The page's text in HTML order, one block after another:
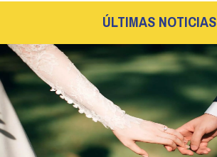
ÚLTIMAS NOTICIAS